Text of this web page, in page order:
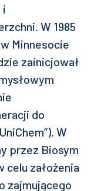
i
W 1985
Minnesocie
zainicjował
do
W
przez Biosym
celu założenia
zajmującego